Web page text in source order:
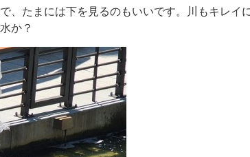
、たまには下を見るのもいいです。川もキレイ
か？